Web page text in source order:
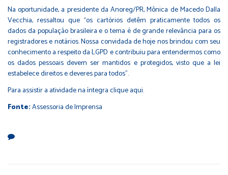
Na oportunidade, a presidente da Anoreg/PR, Mônica de Macedo Dalla
Vecchia, ressaltou que “os cartórios detêm praticamente todos os
dados da população brasileira e o tema é de grande relevância para os
registradores e notários. Nossa convidada de hoje nos brindou com seu
conhecimento a respeito da LGPD e contribuiu para entendermos como
os dados pessoais devem ser mantidos e protegidos, visto que a lei
estabelece direitos e deveres para todos”.
Para assistir a atividade na íntegraclique aqui.
Fonte:Assessoria de Imprensa